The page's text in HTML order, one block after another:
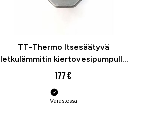
TT-Thermo Itsesäätyvä
letkulämmitin kiertovesipumpulla
1000w Defa-yhteensopiva
177 €
Varastossa